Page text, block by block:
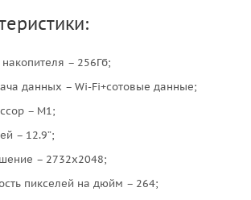
– 256Гб;
данных – Wi-Fi+сотовые данные;
– M1;
– 12.9”;
– 2732x2048;
пикселей на дюйм – 264;